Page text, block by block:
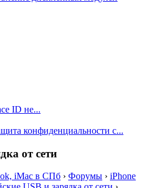
ID не...
конфиденциальности с...
от сети
iMac в СПб › Форумы › iPhone